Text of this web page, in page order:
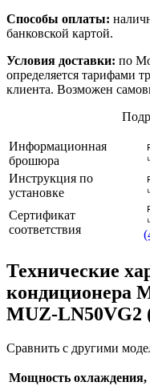
Способы оплаты:
банковской картой.
Условия доставки: по
определяется тарифами
клиента. Возможен
Информационная
брошюра
Инструкция по
установке
Сертификат
соответствия
Технические
кондиционера
MUZ-LN50VG2
Сравнить с другими
Мощность охлаждения,